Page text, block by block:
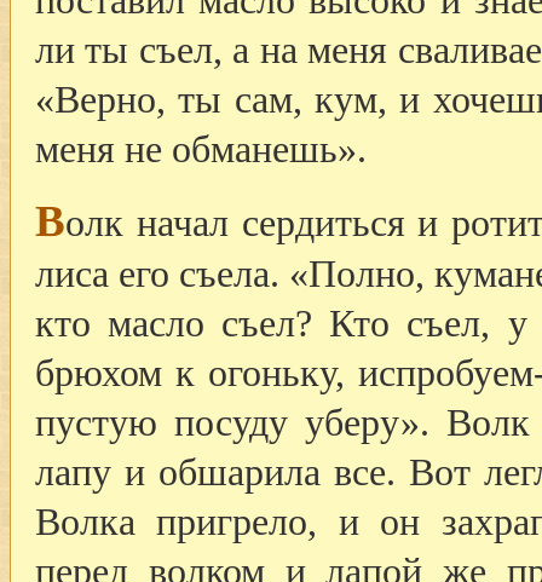
ли ты съел, а на меня
«Верно, ты сам, кум, и
меня не обманешь».
Волк начал сердиться и
лиса его съела. «Полно,
кто масло съел? Кто съел,
брюхом к огоньку,
пустую посуду уберу».
лапу и обшарила все. Вот
Волка пригрело, и он
перед волком и лапой же